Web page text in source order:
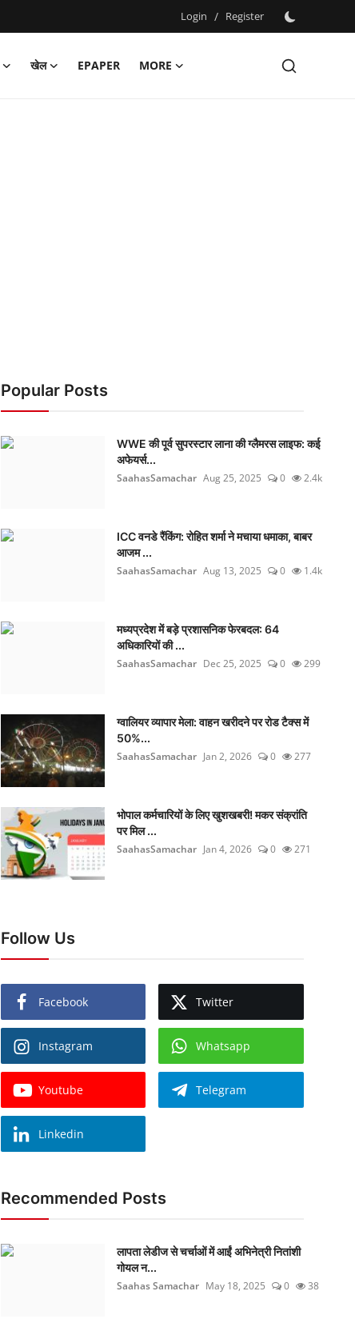
Login / Register
खेल EPAPER
MORE
Popular Posts
WWE की पूर्व सुपरस्टार लाना की ग्लैमरस लाइफ: कई
अफेयर्स...
SaahasSamachar Aug 25, 2025 0 2.4k
ICC वनडे रैंकिंग: रोहित शर्मा ने मचाया धमाका, बाबर
आजम ...
SaahasSamachar Aug 13, 2025 0 1.4k
मध्यप्रदेश में बड़े प्रशासनिक फेरबदल: 64
अधिकारियों की ...
SaahasSamachar Dec 25, 2025 0 299
ग्वालियर व्यापार मेला: वाहन खरीदने पर रोड टैक्स में
50%...
SaahasSamachar Jan 2, 2026 0 277
भोपाल कर्मचारियों के लिए खुशखबरी! मकर संक्रांति
पर मिल ...
SaahasSamachar Jan 4, 2026 0 271
Follow Us
Facebook Twitter
Instagram Whatsapp
Youtube Telegram
Linkedin
Recommended Posts
लापता लेडीज से चर्चाओं में आईं अभिनेत्री नितांशी
गोयल न...
Saahas Samachar May 18, 2025 0 38